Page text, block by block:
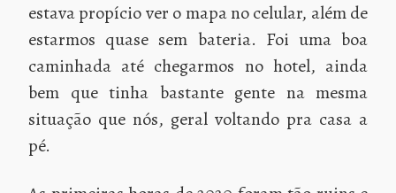
estava propício ver o mapa no celular, além de
estarmos quase sem bateria. Foi uma boa
caminhada até chegarmos no hotel, ainda
bem que tinha bastante gente na mesma
situação que nós, geral voltando pra casa a
pé.